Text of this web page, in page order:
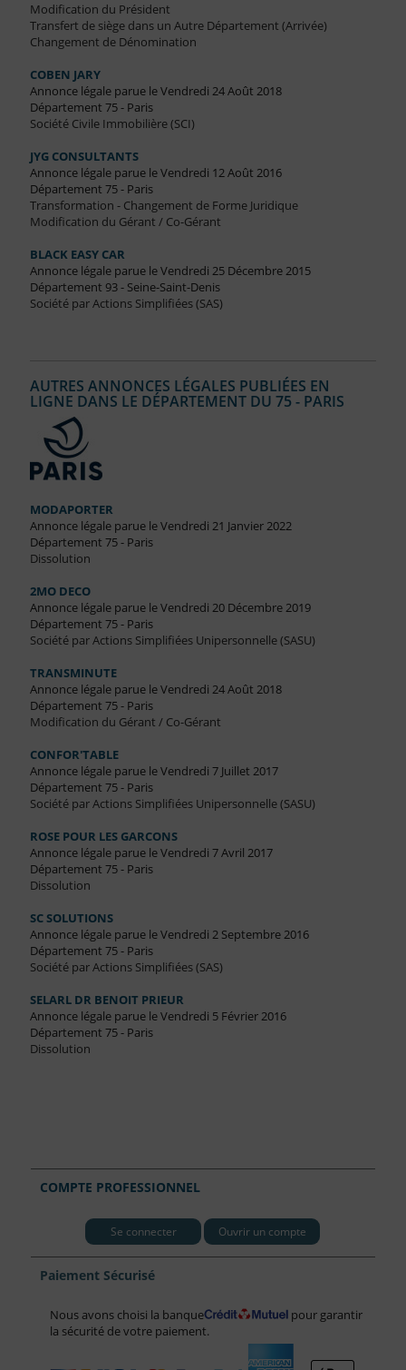
Modification du Président
Transfert de siège dans un Autre Département (Arrivée)
Changement de Dénomination
COBEN JARY
Annonce légale parue le Vendredi 24 Août 2018
Département 75 - Paris
Société Civile Immobilière (SCI)
JYG CONSULTANTS
Annonce légale parue le Vendredi 12 Août 2016
Département 75 - Paris
Transformation - Changement de Forme Juridique
Modification du Gérant / Co-Gérant
BLACK EASY CAR
Annonce légale parue le Vendredi 25 Décembre 2015
Département 93 - Seine-Saint-Denis
Société par Actions Simplifiées (SAS)
AUTRES ANNONCES LÉGALES PUBLIÉES EN
LIGNE DANS LE DÉPARTEMENT DU 75 - PARIS
MODAPORTER
Annonce légale parue le Vendredi 21 Janvier 2022
Département 75 - Paris
Dissolution
2MO DECO
Annonce légale parue le Vendredi 20 Décembre 2019
Département 75 - Paris
Société par Actions Simplifiées Unipersonnelle (SASU)
TRANSMINUTE
Annonce légale parue le Vendredi 24 Août 2018
Département 75 - Paris
Modification du Gérant / Co-Gérant
CONFOR'TABLE
Annonce légale parue le Vendredi 7 Juillet 2017
Département 75 - Paris
Société par Actions Simplifiées Unipersonnelle (SASU)
ROSE POUR LES GARCONS
Annonce légale parue le Vendredi 7 Avril 2017
Département 75 - Paris
Dissolution
SC SOLUTIONS
Annonce légale parue le Vendredi 2 Septembre 2016
Département 75 - Paris
Société par Actions Simplifiées (SAS)
SELARL DR BENOIT PRIEUR
Annonce légale parue le Vendredi 5 Février 2016
Département 75 - Paris
Dissolution
COMPTE PROFESSIONNEL
Se connecter Ouvrir un compte
Paiement Sécurisé
Nous avons choisi la banque
pour garantir
la sécurité de votre paiement.